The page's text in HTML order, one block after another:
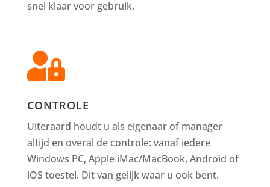
snel klaar voor gebruik.

CONTROLE
Uiteraard houdt u als eigenaar of manager
altijd en overal de controle: vanaf iedere
Windows PC, Apple iMac/MacBook, Android of
iOS toestel. Dit van gelijk waar u ook bent.